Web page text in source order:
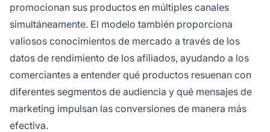
promocionan sus productos en múltiples canales
simultáneamente. El modelo también proporciona
valiosos conocimientos de mercado a través de los
datos de rendimiento de los afiliados, ayudando a los
comerciantes a entender qué productos resuenan con
diferentes segmentos de audiencia y qué mensajes de
marketing impulsan las conversiones de manera más
efectiva.